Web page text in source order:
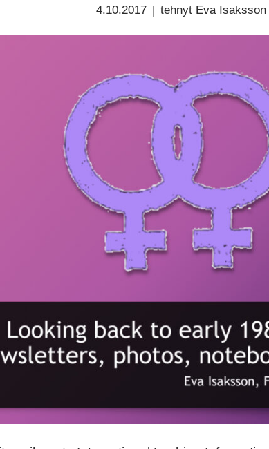
4.10.2017 tehnyt Eva Isaksson